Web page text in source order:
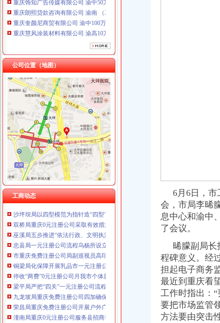
重庆朗熙贷款咨询有限公司 渝南 （工商注册）
重庆奎颜尼商贸有限公司 渝中100万 （工商注册）
重庆慧风涂装材料有限公司 渝高10万 （工商注册）
重庆欧氏科技发展有限公司 渝九50万 （进出口权）
重庆盛旗投资咨询有限公司 渝中10万 （工商注册）
重庆佳技维科技发展有限公司 渝南100万 （进出口权）
上海兆妩贸易有限公司重庆天地分公司 渝中 （工商注册）
公司位置（地图）
工商动态
工商动态
沙坪坝局抓住“五个关键”0元注册公司流程推动重点工作全面开展
江津局“两手抓”一元注册公司流程积构建食品安全监管长效机制
云局1元注册公司五措并举促农村经纪人健康发展
永川局0元注册公司流程化合同帮扶制度支持涉农企业发展
渝中“12315”一元注册公司巡查车再添便民服务新功能
沙坪坝局免费注册公司部分工商所上门验照贴花 促进监管服务两统一
永川局0元注册公司实施四项工程提升工商服务质量有实效
沙坪坝局以四型模范为指针造“四型”0元注册公司领导班子
双桥局重庆0元注册公司采取有效措施认真贯彻十七届三中全会精
巫溪局五步推进“依法行政、文明执法、树立形象”免费注册公司专项教育培训工
忠县局一元注册公司流程乌杨所设立食品咨询投诉点到企业
市重庆免费注册公司局副巡视员高印平到高新区局检查指导工作
铜梁局化保障开展乳品市一元注册公司流程场清理整有实效
停收“两费”0元注册公司月我市个体新发展数大幅增长
梁平局严把“四关”一元注册公司流程化成品油市场监管
九龙坡局重庆免费注册公司四加确保花博会顺利开幕
荣昌局重庆免费注册公司开展户外广告整见成效
潼南局重庆0元注册公司服务县招商引资工作再添新招
高新园局“四个到位”一元注册公司确保食品安全
6月6日，市
会，市局李晞
息中心和渝中
了会议。
晞朦副局长
程碑意义。经
担起电子商务
最近到重庆看
工作时指出：
要把市场监管
方法要由突击